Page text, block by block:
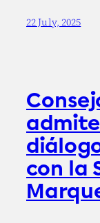
22 July, 2025
con la